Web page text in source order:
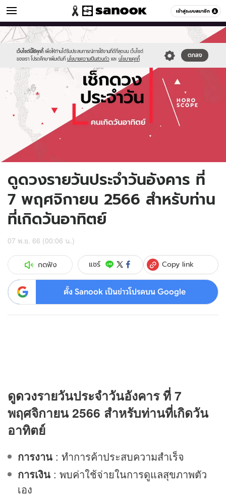
เข้าสู่ระบบสมาชิก
ดูดวง หมวดอื่นๆ
เว็บไซต์นี้ใช้คุกกี้ เพื่อให้ท่านได้รับประสบการณ์การใช้งานที่ดีที่สุดบน เว็บไซต์
ของเรา โปรดศึกษาเพิ่มเติมที่ นโยบายความเป็นส่วนตัว และ นโยบายคุกกี้
ตกลง
Sanook
//s.isanook.com/sr/0/images/logo-
new-
sanook.png
600
60
//s.isanook.com/ho/0/ud/fxd/day/daily-
horoscope-
sunday.jpg
ดูดวงรายวันประจำวันอังคาร ที่
7 พฤศจิกายน 2566 สำหรับท่าน
ที่เกิดวันอาทิตย์
07 พ.ย. 66 (00:06 น.)
กดฟัง แชร์ Copy link
ตั้ง Sanook เป็นข่าวโปรดบน Google
ดูดวงรายวันประจำวันอังคาร ที่ 7
พฤศจิกายน 2566 สำหรับท่านที่เกิดวัน
อาทิตย์
การงาน : ทำการค้าประสบความสำเร็จ
การเงิน : พบค่าใช้จ่ายในการดูแลสุขภาพตัว
เอง